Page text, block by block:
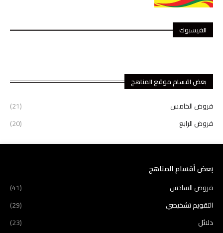
الفيسبوك
بعض اقسام موقع المناهج
فروض الخامس
(21)
فروض الرابع
(20)
بعض أقسام المناهج
فروض السادس
(41)
التقويم تشخيصي
(29)
دلائل
(23)